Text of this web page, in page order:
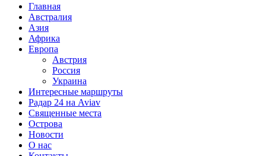
Главная
Австралия
Азия
Африка
Европа
Австрия
Россия
Украина
Интересные маршруты
Радар 24 на Aviav
Священные места
Острова
Новости
О нас